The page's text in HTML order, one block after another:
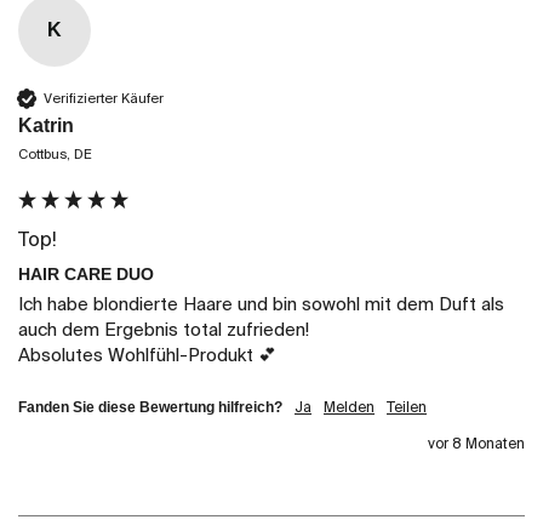
K
Verifizierter Käufer
Katrin
Cottbus, DE
Top!
HAIR CARE DUO
Ich habe blondierte Haare und bin sowohl mit dem Duft als
auch dem Ergebnis total zufrieden!
Absolutes Wohlfühl-Produkt 💕
Fanden Sie diese Bewertung hilfreich? Ja Melden Teilen
vor 8 Monaten